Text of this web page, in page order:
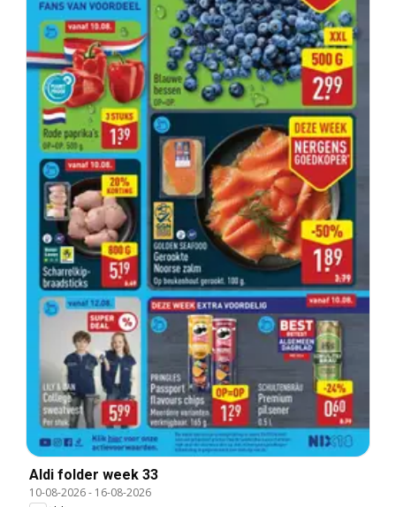
Aldi folder week 33
10-08-2026- 16-08-2026